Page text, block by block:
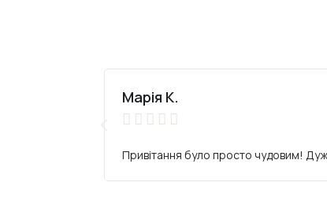
Марія К.
    
Привітання було просто чудовим!